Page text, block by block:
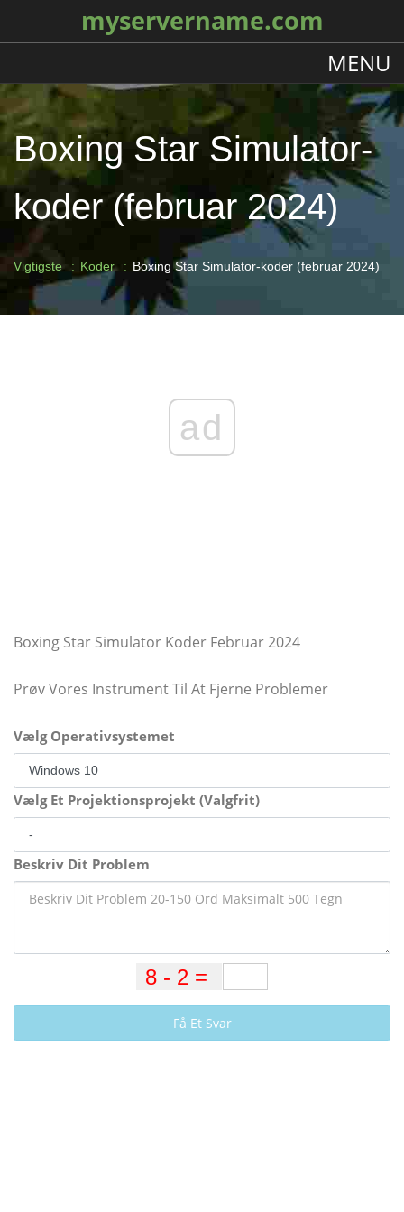
myservername.com
MENU
Boxing Star Simulator-
koder (februar 2024)
Vigtigste Koder Boxing Star Simulator-koder (februar 2024)
ad
Boxing Star Simulator Koder Februar 2024
Prøv Vores Instrument Til At Fjerne Problemer
Vælg Operativsystemet
Vælg Et Projektionsprojekt (Valgfrit)
Beskriv Dit Problem
Få Et Svar